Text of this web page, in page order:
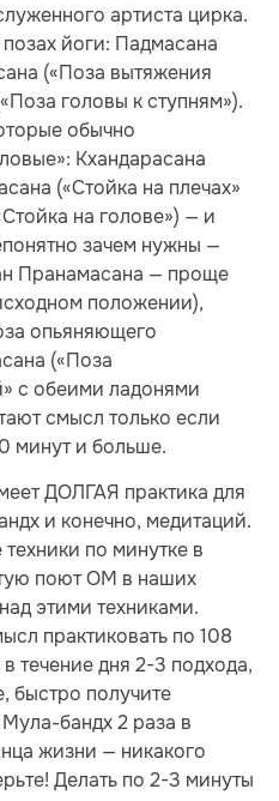
артиста цирка.
йоги: Падмасана
(«Поза вытяжения
головы к ступням»).
обычно
Кхандарасана
(«Стойка на плечах»
на голове») — и
зачем нужны —
Пранамасана — проще
положении),
опьяняющего
(«Поза
с обеими ладонями
смысл только если
минут и больше.
ДОЛГАЯ практика для
и конечно, медитаций.
по минутке в
поют ОМ в наших
этими техниками.
практиковать по 108
течение дня 2-3 подхода,
быстро получите
Мула-бандх 2 раза в
жизни — никакого
Делать по 2-3 минуты